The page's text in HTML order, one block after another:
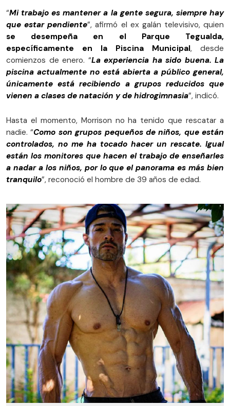
“Mi trabajo es mantener a la gente segura, siempre hay
que estar pendiente”, afirmó el ex galán televisivo, quien
se desempeña en el Parque Tegualda,
específicamente en la Piscina Municipal, desde
comienzos de enero. “La experiencia ha sido buena. La
piscina actualmente no está abierta a público general,
únicamente está recibiendo a grupos reducidos que
vienen a clases de natación y de hidrogimnasia”, indicó.
Hasta el momento, Morrison no ha tenido que rescatar a
nadie. “Como son grupos pequeños de niños, que están
controlados, no me ha tocado hacer un rescate. Igual
están los monitores que hacen el trabajo de enseñarles
a nadar a los niños, por lo que el panorama es más bien
tranquilo”, reconoció el hombre de 39 años de edad.